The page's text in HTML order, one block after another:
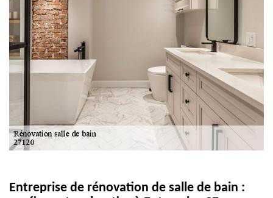
Entreprise de rénovation de salle de bain :